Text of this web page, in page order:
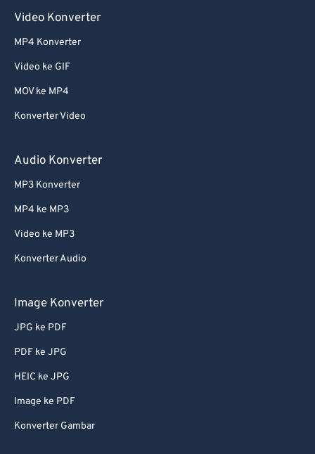
Video Konverter
MP4 Konverter
Video ke GIF
MOV ke MP4
Konverter Video
Audio Konverter
MP3 Konverter
MP4 ke MP3
Video ke MP3
Konverter Audio
Image Konverter
JPG ke PDF
PDF ke JPG
HEIC ke JPG
Image ke PDF
Konverter Gambar